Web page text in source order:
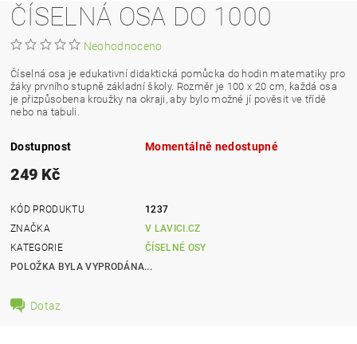
ČÍSELNÁ OSA DO 1000
Neohodnoceno
Číselná osa je edukativní didaktická pomůcka do hodin matematiky pro
žáky prvního stupně základní školy. Rozměr je 100 x 20 cm, každá osa
je přizpůsobena kroužky na okraji, aby bylo možné jí pověsit ve třídě
nebo na tabuli.
Dostupnost Momentálně nedostupné
249 Kč
KÓD PRODUKTU
1237
ZNAČKA
V LAVICI.CZ
KATEGORIE
ČÍSELNÉ OSY
POLOŽKA BYLA VYPRODÁNA...
Dotaz